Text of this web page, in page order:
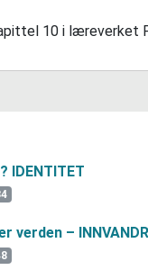
10 i læreverket
IDENTITET
verden –